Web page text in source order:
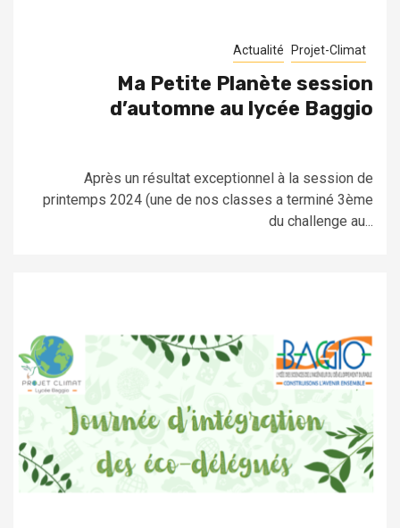
Actualité Projet-Climat
Ma Petite Planète session
d’automne au lycée Baggio
Après un résultat exceptionnel à la session de
printemps 2024 (une de nos classes a terminé 3ème
du challenge au...